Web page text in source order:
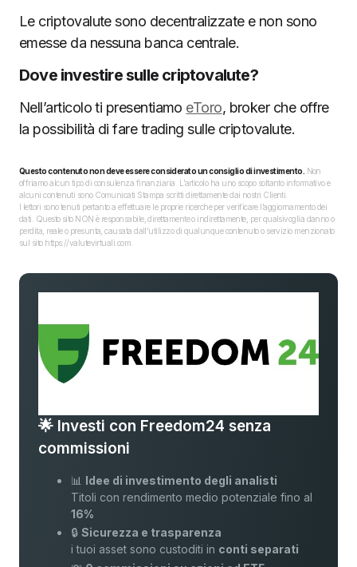
Le criptovalute sono decentralizzate e non sono
emesse da nessuna banca centrale.
Dove investire sulle criptovalute?
Nell’articolo ti presentiamo eToro, broker che offre
la possibilità di fare trading sulle criptovalute.
Questo contenuto non deve essere considerato un consiglio di investimento. Non
offriamo alcun tipo di consulenza finanziaria. L’articolo ha uno scopo soltanto informativo e
alcuni contenuti sono Comunicati Stampa scritti direttamente dai nostri Clienti.
I lettori sono tenuti pertanto a effettuare le proprie ricerche per verificare l’aggiornamento dei
dati. Questo sito NON è responsabile, direttamente o indirettamente, per qualsivoglia danno o
perdita, reale o presunta, causata dall'utilizzo di qualunque contenuto o servizio menzionato
sul sito https://valutevirtuali.com.
🌟 Investi con Freedom24 senza
commissioni
📊 Idee di investimento degli analisti
Titoli con rendimento medio potenziale fino al
16%
🔒Sicurezza e trasparenza
i tuoi asset sono custoditi in conti separati